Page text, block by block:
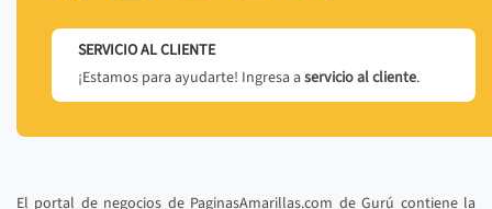
SERVICIO AL CLIENTE
¡Estamos para ayudarte! Ingresa a servicio al cliente.
El portal de negocios de PaginasAmarillas.com de Gurú contiene la